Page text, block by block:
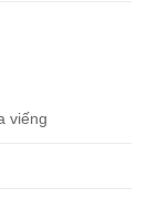
viếng